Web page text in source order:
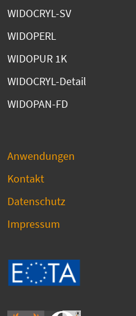
WIDOCRYL-SV
WIDOPERL
WIDOPUR 1K
WIDOCRYL-Detail
WIDOPAN-FD
Anwendungen
Kontakt
Datenschutz
Impressum